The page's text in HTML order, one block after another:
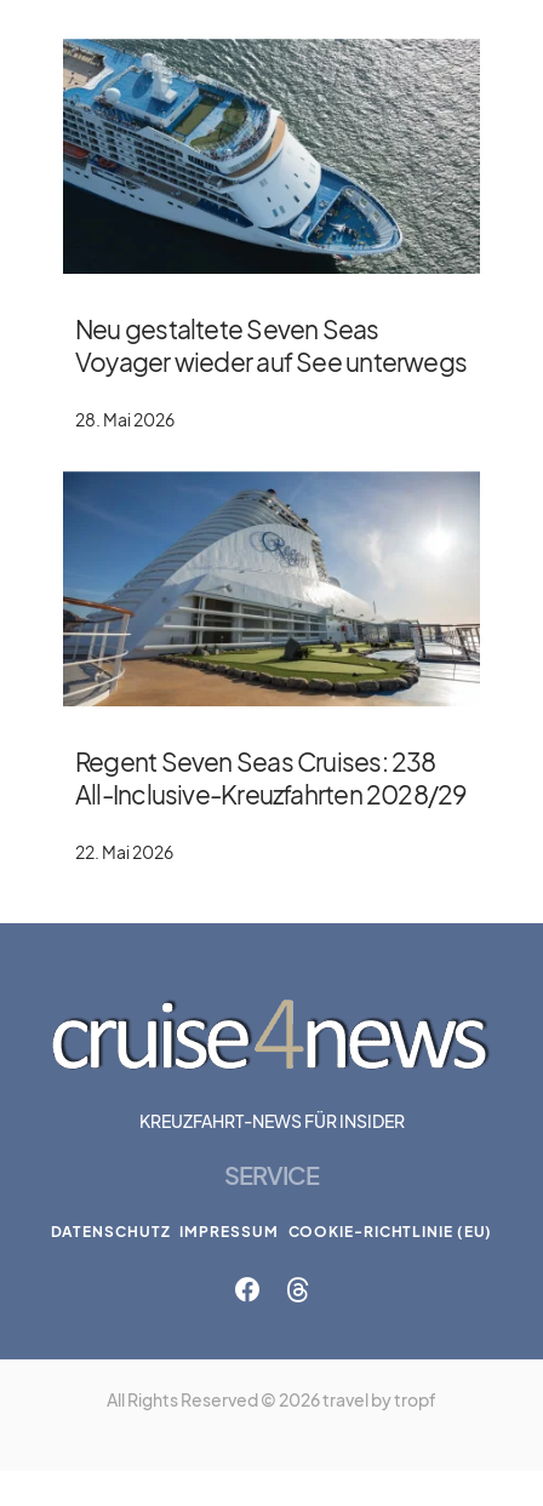
Neu gestaltete Seven Seas
Voyager wieder auf See unterwegs
28. Mai 2026
Regent Seven Seas Cruises: 238
All-Inclusive-Kreuzfahrten 2028/​29
22. Mai 2026
KREUZFAHRT-NEWS FÜR INSIDER
SERVICE
DATENSCHUTZ IMPRESSUM COOKIE-RICHTLINIE (EU)
All Rights Reserved © 2026 travel by tropf